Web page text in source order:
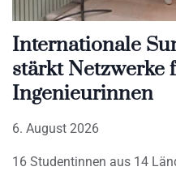
Internationale
stärkt Netzwerke
Ingenieurinnen
6. August 2026
16 Studentinnen aus 14